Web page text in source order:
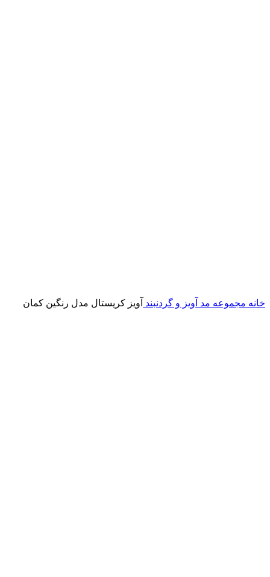
خانه مجموعه مد آویز و گردنبند آویز کریستال مدل رنگین کمان